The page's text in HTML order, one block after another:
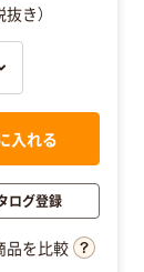
き）
入れる
ログ登録
品を比較